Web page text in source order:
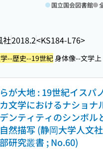
社2018.2<KS184-L76>
国立国会図書館
--歴史--19世紀身体像--文学上
が大地 : 19世紀イスパ
文学におけるナショナ
ンティティのシンボル
然描写 (静岡大学人文
研究叢書 ; No.60)